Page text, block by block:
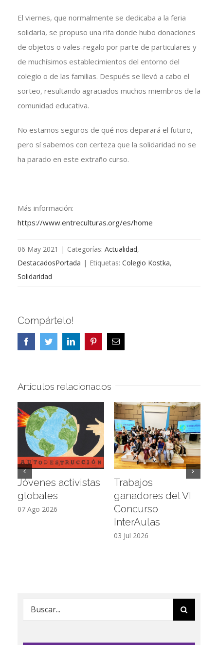
El viernes, que normalmente se dedicaba a la feria
solidaria, se propuso una rifa donde hubo donaciones
de objetos o vales-regalo por parte de particulares y
de muchísimos establecimientos del entorno del
colegio o de las familias. Después se llevó a cabo el
sorteo, resultando agraciados muchos miembros de la
comunidad educativa.
No estamos seguros de qué nos deparará el futuro,
pero sí sabemos con certeza que la solidaridad no se
ha parado en este extraño curso.
Más información:
https://www.entreculturas.org/es/home
06 May 2021 | Categorías: Actualidad,
DestacadosPortada | Etiquetas: Colegio Kostka,
Solidaridad
Compártelo!
FacebookTwitterLinkedInPinterestCorreo
electrónico
Artículos relacionados
Jóvenes activistas
globales
07 Ago 2026
Trabajos
ganadores del VI
Concurso
InterAulas
03 Jul 2026
Buscar: